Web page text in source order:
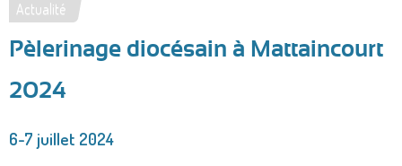
Vous
êtes
ici
Actualité
Pèlerinage diocésain à Mattaincourt
2024
6-7 juillet 2024